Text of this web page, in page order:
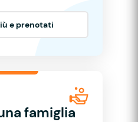
e prenotati
famiglia